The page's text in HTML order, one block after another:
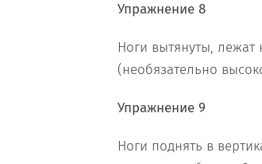
Упражнение 8
Ноги вытянуты, лежат
(необязательно
Упражнение 9
Ноги поднять в